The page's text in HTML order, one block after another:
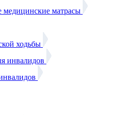
матрасы
ходьбы
инвалидов